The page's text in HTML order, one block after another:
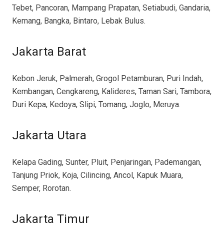
Tebet, Pancoran, Mampang Prapatan, Setiabudi, Gandaria,
Kemang, Bangka, Bintaro, Lebak Bulus.
Jakarta Barat
Kebon Jeruk, Palmerah, Grogol Petamburan, Puri Indah,
Kembangan, Cengkareng, Kalideres, Taman Sari, Tambora,
Duri Kepa, Kedoya, Slipi, Tomang, Joglo, Meruya.
Jakarta Utara
Kelapa Gading, Sunter, Pluit, Penjaringan, Pademangan,
Tanjung Priok, Koja, Cilincing, Ancol, Kapuk Muara,
Semper, Rorotan.
Jakarta Timur